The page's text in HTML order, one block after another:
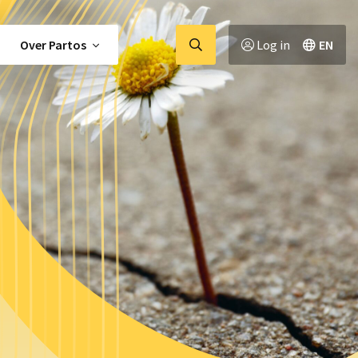
Over Partos
naar
Log in EN